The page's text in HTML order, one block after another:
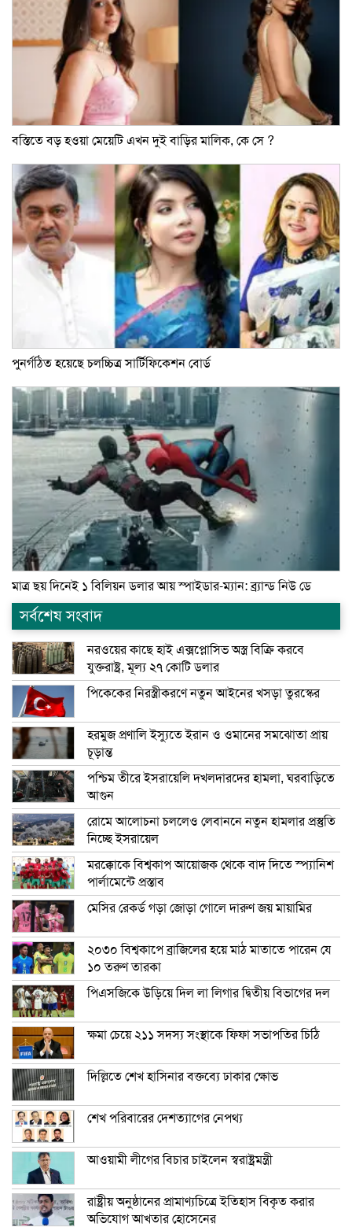
বস্তিতে বড় হওয়া মেয়েটি এখন দুই বাড়ির মালিক, কে সে ?
পুনর্গঠিত হয়েছে চলচ্চিত্র সার্টিফিকেশন বোর্ড
মাত্র ছয় দিনেই ১ বিলিয়ন ডলার আয় স্পাইডার-ম্যান: ব্র্যান্ড নিউ ডে
সর্বশেষ সংবাদ
নরওয়ের কাছে হাই এক্সপ্লোসিভ অস্ত্র বিক্রি করবে
যুক্তরাষ্ট্র, মূল্য ২৭ কোটি ডলার
পিকেকের নিরস্ত্রীকরণে নতুন আইনের খসড়া তুরস্কের
হরমুজ প্রণালি ইস্যুতে ইরান ও ওমানের সমঝোতা প্রায়
চূড়ান্ত
পশ্চিম তীরে ইসরায়েলি দখলদারদের হামলা, ঘরবাড়িতে
আগুন
রোমে আলোচনা চললেও লেবাননে নতুন হামলার প্রস্তুতি
নিচ্ছে ইসরায়েল
মরক্কোকে বিশ্বকাপ আয়োজক থেকে বাদ দিতে স্প্যানিশ
পার্লামেন্টে প্রস্তাব
মেসির রেকর্ড গড়া জোড়া গোলে দারুণ জয় মায়ামির
২০৩০ বিশ্বকাপে ব্রাজিলের হয়ে মাঠ মাতাতে পারেন যে
১০ তরুণ তারকা
পিএসজিকে উড়িয়ে দিল লা লিগার দ্বিতীয় বিভাগের দল
ক্ষমা চেয়ে ২১১ সদস্য সংস্থাকে ফিফা সভাপতির চিঠি
দিল্লিতে শেখ হাসিনার বক্তব্যে ঢাকার ক্ষোভ
শেখ পরিবারের দেশত্যাগের নেপথ্য
আওয়ামী লীগের বিচার চাইলেন স্বরাষ্ট্রমন্ত্রী
রাষ্ট্রীয় অনুষ্ঠানের প্রামাণ্যচিত্রে ইতিহাস বিকৃত করার
অভিযোগ আখতার হোসেনের